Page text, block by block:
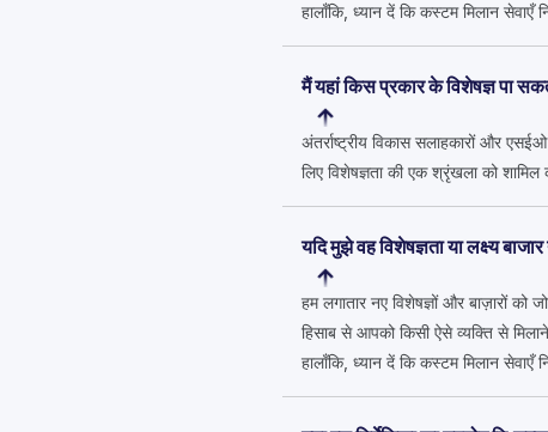
हालाँकि, ध्यान दें कि कस्टम मिलान
मैं यहां किस प्रकार के विशेषज्ञ पा
अंतर्राष्ट्रीय विकास सलाहकारों और
लिए विशेषज्ञता की एक श्रृंखला को शामिल
यदि मुझे वह विशेषज्ञता या लक्ष्य
हम लगातार नए विशेषज्ञों और बाज़ारों
हिसाब से आपको किसी ऐसे व्यक्ति से
हालाँकि, ध्यान दें कि कस्टम मिलान